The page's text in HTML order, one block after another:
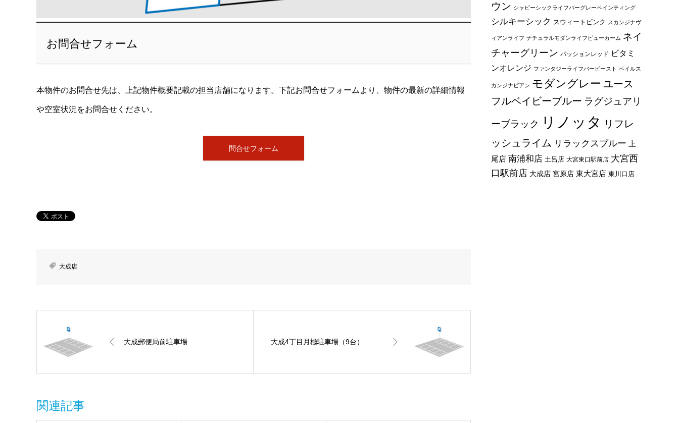
お問合せフォーム
本物件のお問合せ先は、上記物件概要記載の担当店舗になります。下記お問合せフォームより、物件の最新の詳細情報
や空室状況をお問合せください。
問合せフォーム
大成店
大成郵便局前駐車場 大成4丁目月極駐車場（9台）
関連記事
ウン シャビーシックライフバーグレーペインティング
シルキーシック スウィートピンク スカンジナヴ
ィアンライフ ナチュラルモダンライフビューカーム ネイ
チャーグリーン パッションレッド ビタミ
ンオレンジ ファンタジーライフバービースト ペイルス
カンジナビアン モダングレー ユース
フルベイビーブルー ラグジュアリ
ーブラック リノッタ
リフレ
ッシュライム リラックスブルー
上
尾店 南浦和店 土呂店 大宮東口駅前店 大宮西
口駅前店 大成店 宮原店 東大宮店 東川口店